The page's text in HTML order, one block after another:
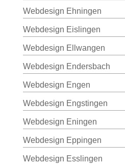
Webdesign Ehningen
Webdesign Eislingen
Webdesign Ellwangen
Webdesign Endersbach
Webdesign Engen
Webdesign Engstingen
Webdesign Eningen
Webdesign Eppingen
Webdesign Esslingen